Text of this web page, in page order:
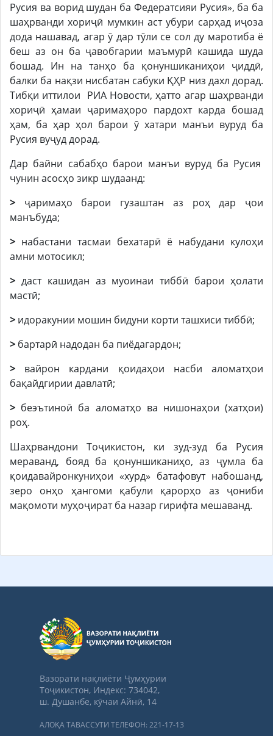
Русия ва ворид шудан ба Федератсияи Русия», ба ба
шаҳрванди хориҷӣ мумкин аст убури сарҳад иҷоза
дода нашавад, агар ӯ дар тӯли се сол ду маротиба ё
беш аз он ба ҷавобгарии маъмурӣ кашида шуда
бошад. Ин на танҳо ба қонуншиканиҳои ҷиддӣ,
балки ба нақзи нисбатан сабуки ҚҲР низ дахл дорад.
Тибқи иттилои РИА Новости, ҳатто агар шаҳрванди
хориҷӣ ҳамаи ҷаримаҳоро пардохт карда бошад
ҳам, ба ҳар ҳол барои ӯ хатари манъи вуруд ба
Русия вуҷуд дорад.
Дар байни сабабҳо барои манъи вуруд ба Русия
чунин асосҳо зикр шудаанд:
> ҷаримаҳо барои гузаштан аз роҳ дар ҷои
манъбуда;
> набастани тасмаи бехатарӣ ё набудани кулоҳи
амни мотосикл;
> даст кашидан аз муоинаи тиббӣ барои ҳолати
мастӣ;
> идоракунии мошин бидуни корти ташхиси тиббӣ;
> бартарӣ надодан ба пиёдагардон;
> вайрон кардани қоидаҳои насби аломатҳои
бақайдгирии давлатӣ;
> беэътиноӣ ба аломатҳо ва нишонаҳои (хатҳои)
роҳ.
Шаҳрвандони Тоҷикистон, ки зуд-зуд ба Русия
мераванд, бояд ба қонуншиканиҳо, аз ҷумла ба
қоидавайронкуниҳои «хурд» батафовут набошанд,
зеро онҳо ҳангоми қабули қарорҳо аз ҷониби
мақомоти муҳоҷират ба назар гирифта мешаванд.
Вазорати нақлиёти Ҷумҳурии
Тоҷикистон, Индекс: 734042,
ш. Душанбе, кӯчаи Айнӣ, 14
АЛОҚА ТАВАССУТИ ТЕЛЕФОН: 221-17-13